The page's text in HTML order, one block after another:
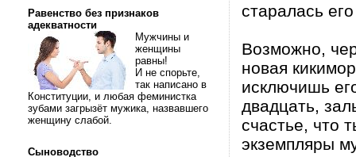
Равенство без признаков
адекватности
Мужчины и
женщины
равны!
И не спорьте,
так написано в
Конституции, и любая феминистка
зубами загрызёт мужика, назвавшего
женщину слабой.
Сыноводство
старалась
Возможно,
новая
исключишь
двадцать,
счастье, что
экземпляры